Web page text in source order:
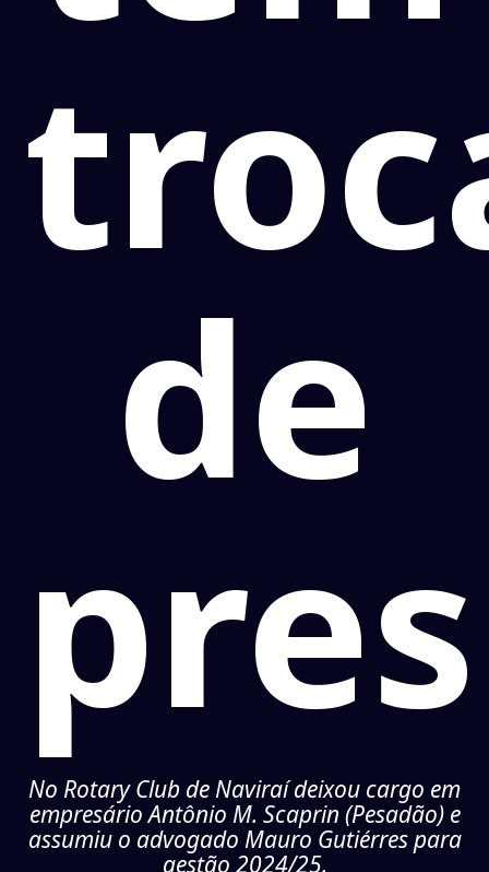
de
No Rotary Club de Naviraí deixou cargo em
empresário Antônio M. Scaprin (Pesadão) e
assumiu o advogado Mauro Gutiérres para
gestão 2024/25.